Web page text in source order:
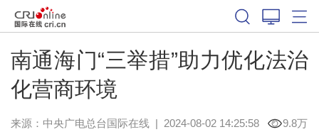
南通海门“三举措”助力优化法治
化营商环境
来源：中央广电总台国际在线| 2024-08-02 14:25:58 9.8万